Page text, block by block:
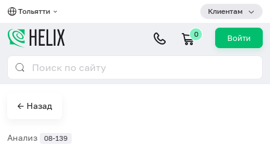
Тольятти Клиентам
0 Войти
← Назад
Анализ 08-139